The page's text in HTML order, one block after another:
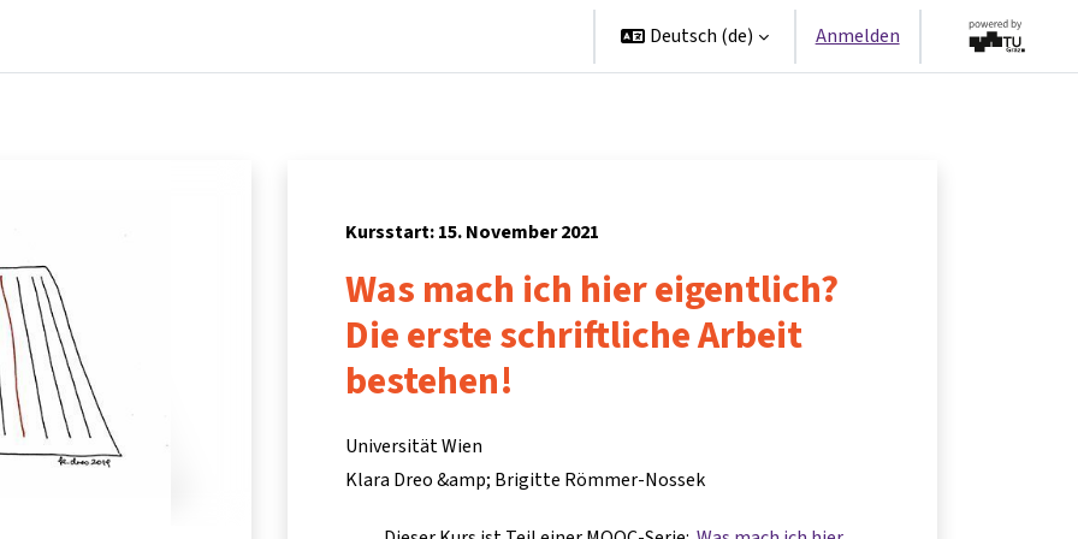
Deutsch ‎(de)‎ Anmelden
Kursstart: 15. November 2021
Was mach ich hier eigentlich?
Die erste schriftliche Arbeit
bestehen!
Universität Wien
Klara Dreo &amp; Brigitte Römmer-Nossek